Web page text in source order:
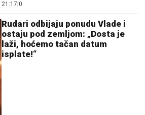
21:17 0
Rudari odbijaju ponudu Vlade i
ostaju pod zemljom: „Dosta je
laži, hoćemo tačan datum
isplate!“